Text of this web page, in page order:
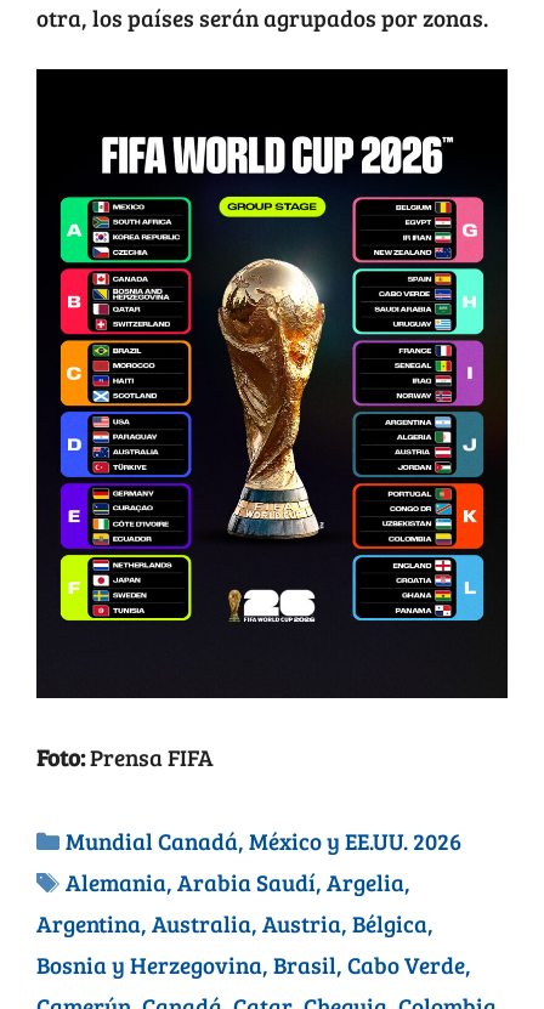
otra, los países serán agrupados por zonas.
Foto:Prensa FIFA
Mundial Canadá, México y EE.UU. 2026
Alemania,Arabia Saudí,Argelia,
Argentina, Australia, Austria, Bélgica,
Bosnia y Herzegovina, Brasil, Cabo Verde,